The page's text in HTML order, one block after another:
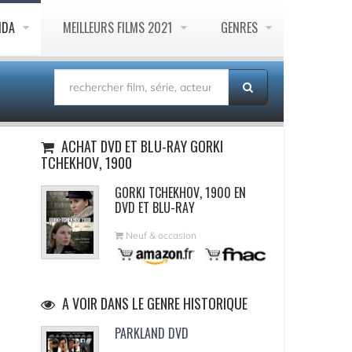
MEILLEURS FILMS 2021 GENRES
ACHAT DVD ET BLU-RAY GORKI
TCHEKHOV, 1900
GORKI TCHEKHOV, 1900 EN
DVD ET BLU-RAY
Neuf & occasion
A VOIR DANS LE GENRE HISTORIQUE
PARKLAND DVD